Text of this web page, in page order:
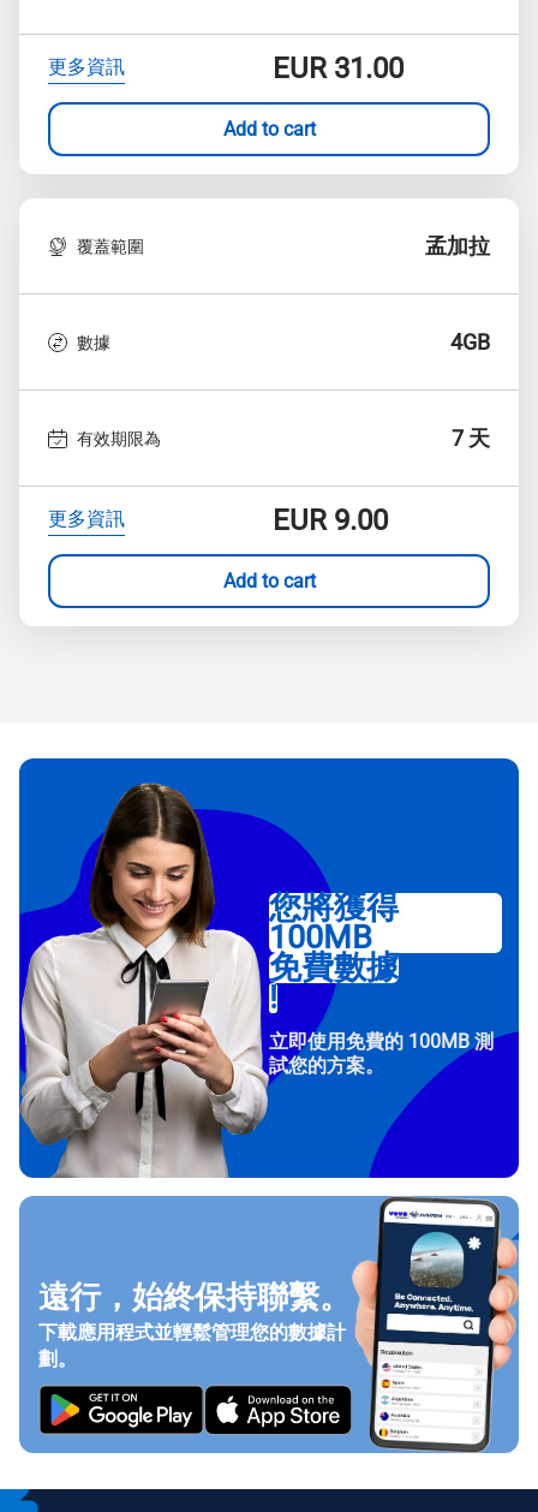
更多資訊 EUR31.00
Add to cart
覆蓋範圍 孟加拉
數據 4GB
有效期限為 7 天
更多資訊 EUR9.00
Add to cart
您將獲得
100MB
免費數據
!
立即使用免費的 100MB 測
試您的方案。
遠行，始終保持聯繫。
下載應用程式並輕鬆管理您的數據計
劃。